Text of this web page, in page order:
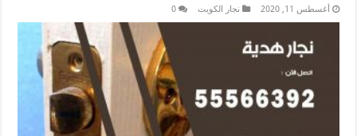
أغسطس 11, 2020 نجار الكويت 0